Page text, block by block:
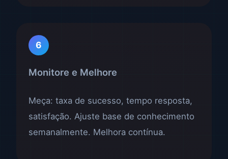
6
Monitore e Melhore
Meça: taxa de sucesso, tempo resposta,
satisfação. Ajuste base de conhecimento
semanalmente. Melhora contínua.